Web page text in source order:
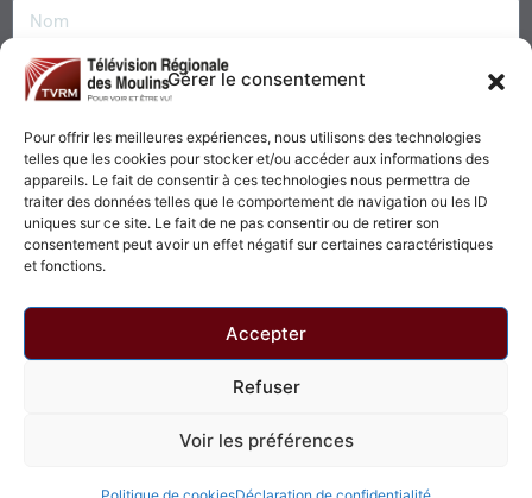
Gérer le consentement
Pour offrir les meilleures expériences, nous utilisons des technologies
telles que les cookies pour stocker et/ou accéder aux informations des
appareils. Le fait de consentir à ces technologies nous permettra de
traiter des données telles que le comportement de navigation ou les ID
uniques sur ce site. Le fait de ne pas consentir ou de retirer son
consentement peut avoir un effet négatif sur certaines caractéristiques
et fonctions.
Accepter
Refuser
Voir les préférences
© 2026 - Télévision Régionale des Moulins. Tous droits réservés.